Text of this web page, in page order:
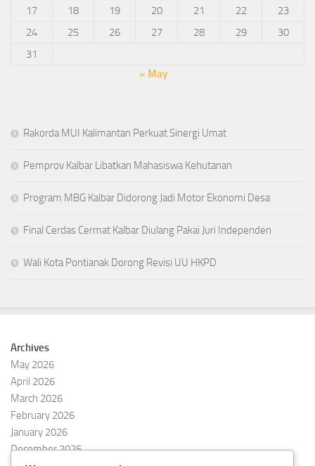
17
18 19 20 21 22
23
24
25 26 27 28 29
30
31
« May
Rakorda MUI Kalimantan Perkuat Sinergi Umat
Pemprov Kalbar Libatkan Mahasiswa Kehutanan
Program MBG Kalbar Didorong Jadi Motor Ekonomi Desa
Final Cerdas Cermat Kalbar Diulang Pakai Juri Independen
Wali Kota Pontianak Dorong Revisi UU HKPD
Archives
May 2026
April 2026
March 2026
February 2026
January 2026
December 2025